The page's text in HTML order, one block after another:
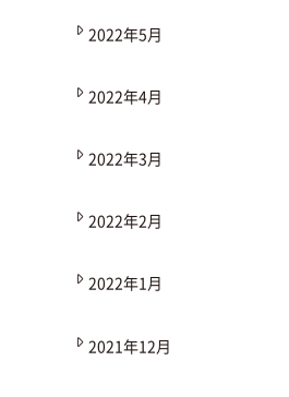
2022年5月
2022年4月
2022年3月
2022年2月
2022年1月
2021年12月